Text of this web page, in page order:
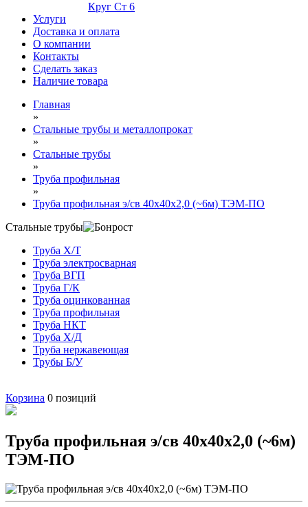
Круг Ст 6
Услуги
Доставка и оплата
О компании
Контакты
Сделать заказ
Наличие товара
Главная
»
Стальные трубы и металлопрокат
»
Стальные трубы
»
Труба профильная
»
Труба профильная э/св 40х40х2,0 (~6м) ТЭМ-ПО
Стальные трубы
Труба Х/Т
Труба электросварная
Труба ВГП
Труба Г/К
Труба оцинкованная
Труба профильная
Труба НКТ
Труба Х/Д
Труба нержавеющая
Трубы Б/У
Корзина 0 позиций
Труба профильная э/св 40х40х2,0 (~6м)
ТЭМ-ПО